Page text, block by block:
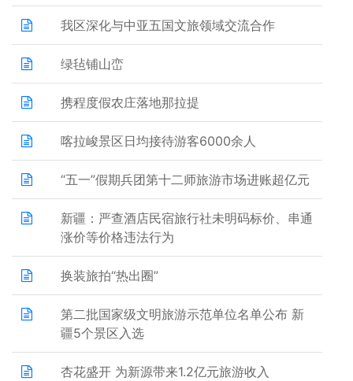
我区深化与中亚五国文旅领域交流合作
绿毡铺山峦
携程度假农庄落地那拉提
喀拉峻景区日均接待游客6000余人
“五一”假期兵团第十二师旅游市场进账超亿元
新疆：严查酒店民宿旅行社未明码标价、串通
涨价等价格违法行为
换装旅拍“热出圈”
第二批国家级文明旅游示范单位名单公布 新
疆5个景区入选
杏花盛开 为新源带来1.2亿元旅游收入